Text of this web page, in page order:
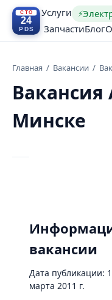
Услуги ⚡
ЗапчастиБлог
Главная / Вакансии /
Вакансия
Минске
вакансии
Дата публикации:
марта 2011 г.